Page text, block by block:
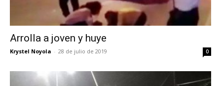
Arrolla a joven y huye
Krystel Noyola - 28 de julio de 2019 0